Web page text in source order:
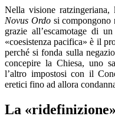
Nella visione
Novus Ordosi compongono
grazie all’escamotage di un
«coesistenza pacifica» è il
perché si fonda sulla
concepire la Chiesa, uno
l’altro impostosi con il
eretici fino ad allora
La